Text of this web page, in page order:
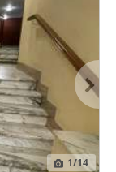
1/14